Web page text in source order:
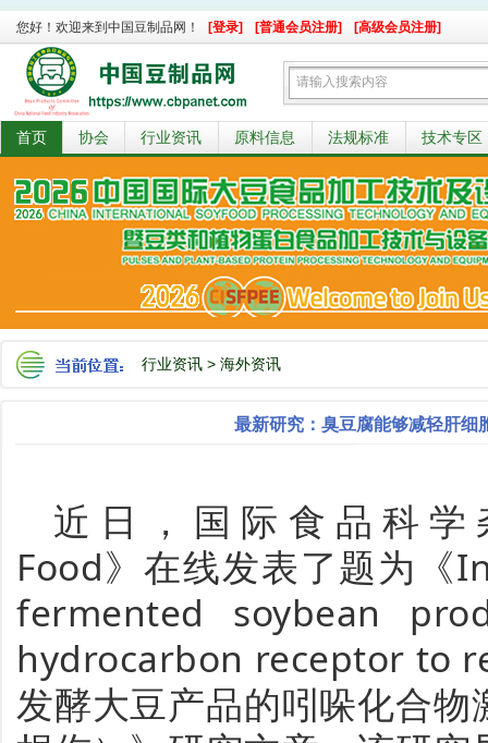
您好！欢迎来到中国豆制品网！ [登录] [普通会员注册] [高级会员注册]
首页 协会 行业资讯 原料信息 法规标准 技术专区
行业资讯 > 海外资讯
最新研究：臭豆腐能够减轻肝细
近日，国际食品科学
Food》在线发表了题为
fermented soybean
hydrocarbon receptor to
发酵大豆产品的吲哚化合